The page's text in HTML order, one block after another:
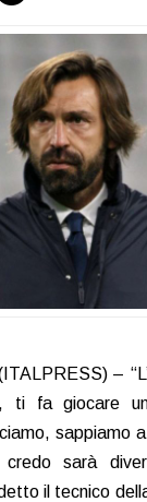
–
ti fa giocare
sappiamo
credo sarà
il tecnico